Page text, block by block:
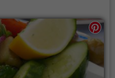
an erfrischenden
Das Ambiente lädt dazu
und die Vielfalt von